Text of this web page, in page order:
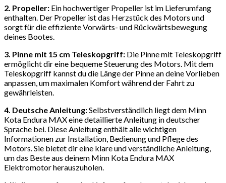
2. Propeller: Ein hochwertiger Propeller ist im Lieferumfang
enthalten. Der Propeller ist das Herzstück des Motors und
sorgt für die effiziente Vorwärts- und Rückwärtsbewegung
deines Bootes.
3. Pinne mit 15 cm Teleskopgriff: Die Pinne mit Teleskopgriff
ermöglicht dir eine bequeme Steuerung des Motors. Mit dem
Teleskopgriff kannst du die Länge der Pinne an deine Vorlieben
anpassen, um maximalen Komfort während der Fahrt zu
gewährleisten.
4. Deutsche Anleitung:Selbstverständlich liegt dem Minn
Kota Endura MAX eine detaillierte Anleitung in deutscher
Sprache bei. Diese Anleitung enthält alle wichtigen
Informationen zur Installation, Bedienung und Pflege des
Motors. Sie bietet dir eine klare und verständliche Anleitung,
um das Beste aus deinem Minn Kota Endura MAX
Elektromotor herauszuholen.